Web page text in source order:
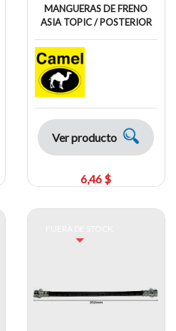
MANGUERAS DE FRENO
ASIA TOPIC / POSTERIOR
Ver producto
6,46 $